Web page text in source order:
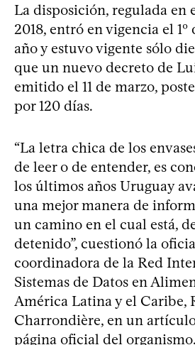
La disposición, regulada en
2018, entró en vigencia el 1º
año y estuvo vigente sólo
que un nuevo decreto de
emitido el 11 de marzo,
por 120 días.
“La letra chica de los
de leer o de entender, es
los últimos años Uruguay
una mejor manera de
un camino en el cual está,
detenido”, cuestionó la
coordinadora de la Red
Sistemas de Datos en
América Latina y el Caribe,
Charrondière, en un
página oficial del